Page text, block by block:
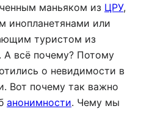
маньяком из ЦРУ,
инопланетянами или
туристом из
А всё почему? Потому
о невидимости в
Вот почему так важно
анонимности. Чему мы